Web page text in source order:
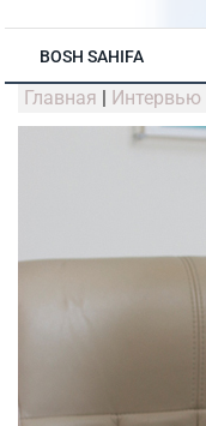
BOSH SAHIFA
Главная | Интервью